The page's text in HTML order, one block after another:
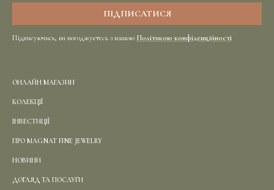
Підписуючись, ви погоджуєтесь з нашою Політикою конфіденційності
ОНЛАЙН МАГАЗИН
КОЛЕКЦІЇ
ІНВЕСТИЦІЇ
ПРО MAGNAT FINE JEWELRY
НОВИНИ
ДОГЛЯД ТА ПОСЛУГИ